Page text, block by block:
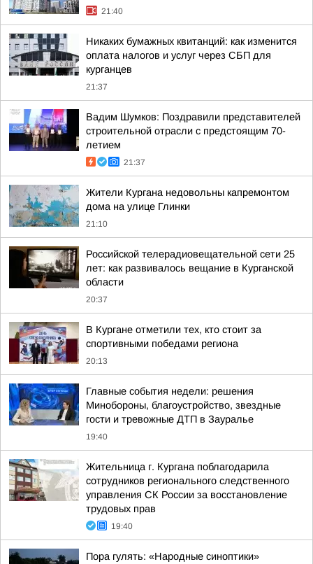
21:40
Никаких бумажных квитанций: как изменится
оплата налогов и услуг через СБП для
курганцев
21:37
Вадим Шумков: Поздравили представителей
строительной отрасли с предстоящим 70-
летием
21:37
Жители Кургана недовольны капремонтом
дома на улице Глинки
21:10
Российской телерадиовещательной сети 25
лет: как развивалось вещание в Курганской
области
20:37
В Кургане отметили тех, кто стоит за
спортивными победами региона
20:13
Главные события недели: решения
Минобороны, благоустройство, звездные
гости и тревожные ДТП в Зауралье
19:40
Жительница г. Кургана поблагодарила
сотрудников регионального следственного
управления СК России за восстановление
трудовых прав
19:40
Пора гулять: «Народные синоптики»